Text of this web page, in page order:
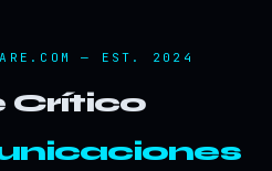
— EST. 2024
Crítico